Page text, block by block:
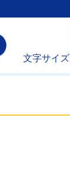
文字サイズ